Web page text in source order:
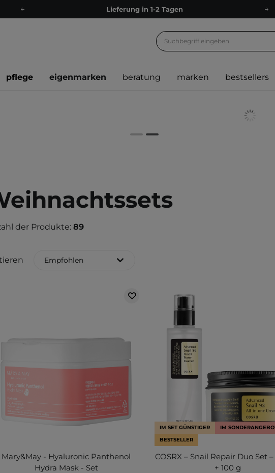
Lieferung in 1-2 Tagen
Kostenloser Versand ab 60 €
Versand nach Deutschland und Österreich
Empfehle uns weiter und sammle noch mehr Punkte
pflege eigenmarken beratung marken bestsellers
der Produkte: 89
Empfohlen
Mary&May - Hyaluronic Panthenol
Hydra Mask - Set
IM SET GÜNSTIGER
IM
BESTSELLER
COSRX – Snail Repair Duo Set
+ 100 g